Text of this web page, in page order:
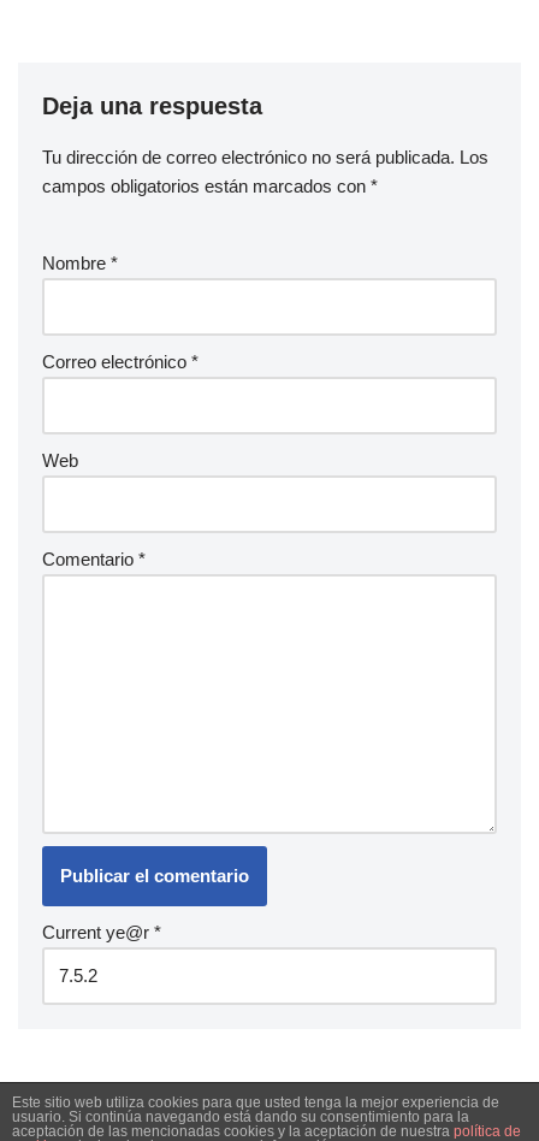
Deja una respuesta
Tu dirección de correo electrónico no será publicada. Los
campos obligatorios están marcados con *
Nombre *
Correo electrónico *
Web
Comentario *
Current ye@r *
Este sitio web utiliza cookies para que usted tenga la mejor experiencia de
usuario. Si continúa navegando está dando su consentimiento para la
aceptación de las mencionadas cookies y la aceptación de nuestra política de